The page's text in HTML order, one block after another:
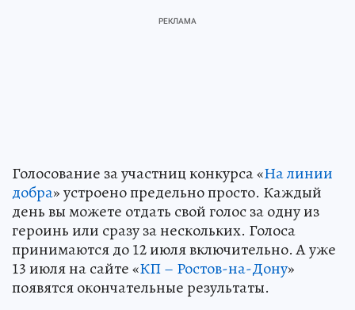
Голосование за участниц конкурса «На линии
добра» устроено предельно просто. Каждый
день вы можете отдать свой голос за одну из
героинь или сразу за нескольких. Голоса
принимаются до 12 июля включительно. А уже
13 июля на сайте «КП – Ростов-на-Дону»
появятся окончательные результаты.